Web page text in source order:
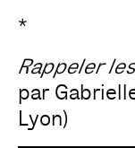
*
Rappeler
par
Lyon)